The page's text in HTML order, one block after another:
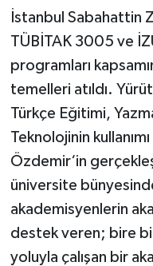
İstanbul Sabahattin
TÜBİTAK 3005 ve
programları
temelleri atıldı.
Türkçe Eğitimi,
Teknolojinin
Özdemir‘in
üniversite
akademisyenlerin
destek veren; bire
yoluyla çalışan bir